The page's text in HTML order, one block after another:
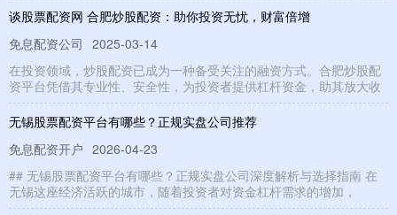
谈股票配资网 合肥炒股配资：助你投资无忧，财富倍增
免息配资公司 2025-03-14
在投资领域，炒股配资已成为一种备受关注的融资方式。合肥炒股配
资平台凭借其专业性、安全性，为投资者提供杠杆资金，助其放大收
无锡股票配资平台有哪些？正规实盘公司推荐
免息配资开户 2026-04-23
## 无锡股票配资平台有哪些？正规实盘公司深度解析与选择指南 在
无锡这座经济活跃的城市，随着投资者对资金杠杆需求的增加，